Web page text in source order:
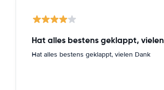
Hat alles bestens geklappt, vielen
Hat alles bestens geklappt, vielen Dank